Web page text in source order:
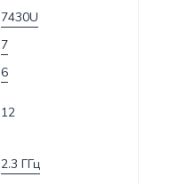
7430U
7
6
12
2.3 ГГц